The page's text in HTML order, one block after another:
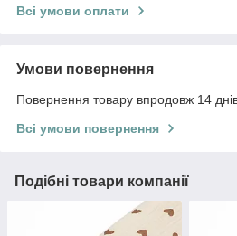
Всі умови оплати
Умови повернення
Повернення товару впродовж 14
Всі умови повернення
Подібні товари компанії